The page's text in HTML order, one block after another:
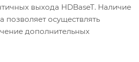
выхода HDBaseT. Наличие
позволяет осуществлять
дополнительных